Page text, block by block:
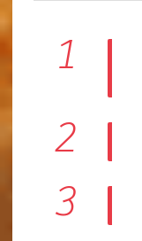
1
2
3